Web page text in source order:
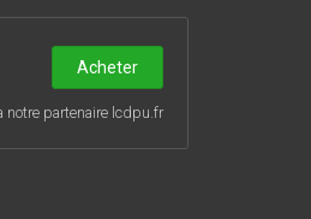
Acheter
notre partenaire lcdpu.fr